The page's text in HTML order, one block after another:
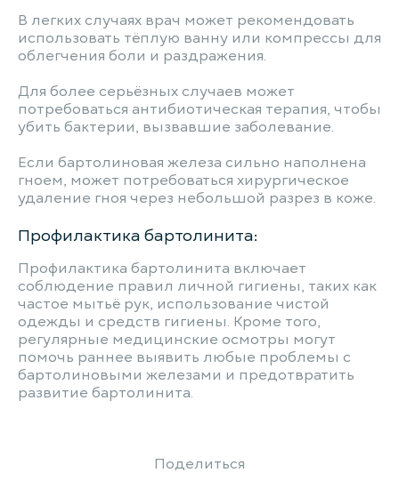
В легких случаях врач может рекомендовать
использовать тёплую ванну или компрессы для
облегчения боли и раздражения.
Для более серьёзных случаев может
потребоваться антибиотическая терапия, чтобы
убить бактерии, вызвавшие заболевание.
Если бартолиновая железа сильно наполнена
гноем, может потребоваться хирургическое
удаление гноя через небольшой разрез в коже.
Профилактика бартолинита:
Профилактика бартолинита включает
соблюдение правил личной гигиены, таких как
частое мытьё рук, использование чистой
одежды и средств гигиены. Кроме того,
регулярные медицинские осмотры могут
помочь раннее выявить любые проблемы с
бартолиновыми железами и предотвратить
развитие бартолинита.
Поделиться